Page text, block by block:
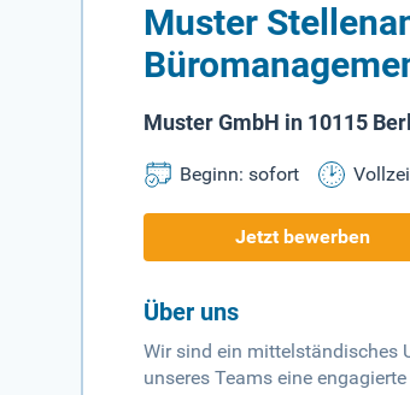
Muster
Muster GmbH in 10115
Beginn: sofort
Jetzt bewerben
Über uns
Wir sind ein mittelständisches
unseres Teams eine